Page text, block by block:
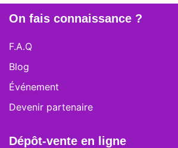
On fais connaissance ?
F.A.Q
Blog
Événement
Devenir partenaire
Dépôt-vente en ligne